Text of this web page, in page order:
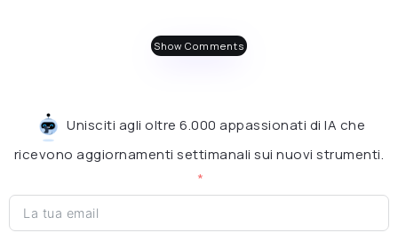
Show Comments
Unisciti agli oltre 6.000 appassionati di IA che
ricevono aggiornamenti settimanali sui nuovi strumenti.